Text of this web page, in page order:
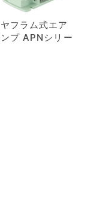
フラム式エア
プ APNシリー